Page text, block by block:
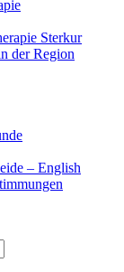
Sterkur
der Region
– English